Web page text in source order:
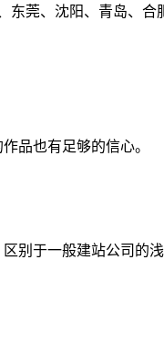
莞、沈阳、青岛、合
品也有足够的信心。
别于一般建站公司的